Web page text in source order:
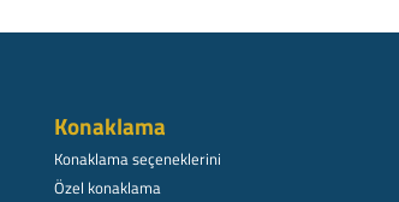
Konaklama
Konaklama seçeneklerini
Özel konaklama